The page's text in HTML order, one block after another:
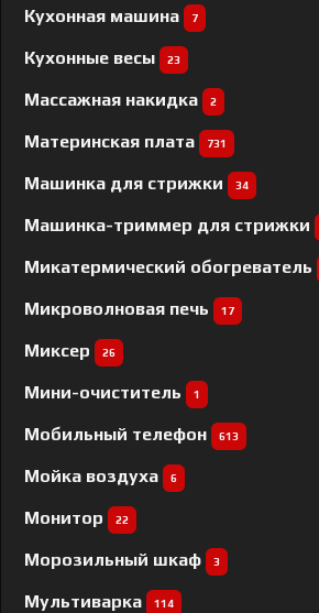
Кухонная машина 7
Кухонные весы 23
Массажная накидка 2
Материнская плата 731
Машинка для стрижки 34
Машинка-триммер для стрижки
Микатермический обогреватель
Микроволновая печь 17
Миксер 26
Мини-очиститель 1
Мобильный телефон 613
Мойка воздуха 6
Монитор 22
Морозильный шкаф 3
Мультиварка 114